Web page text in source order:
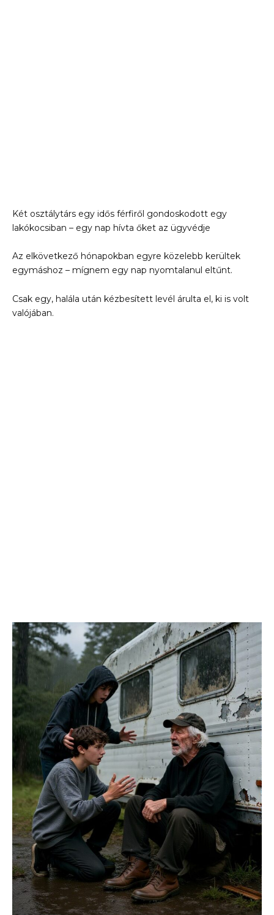
Két osztálytárs egy idős férfiről gondoskodott egy
lakókocsiban – egy nap hívta őket az ügyvédje
Az elkövetkező hónapokban egyre közelebb kerültek
egymáshoz – mígnem egy nap nyomtalanul eltűnt.
Csak egy, halála után kézbesített levél árulta el, ki is volt
valójában.